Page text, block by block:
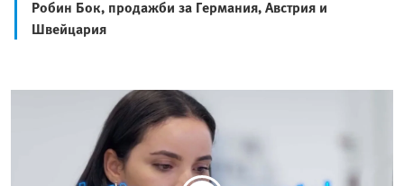
Робин Бок, продажби за Германия, Австрия и
Швейцария